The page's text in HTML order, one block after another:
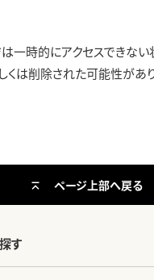
一時的にアクセスできない
くは削除された可能性があり
す
ページ上部へ戻る